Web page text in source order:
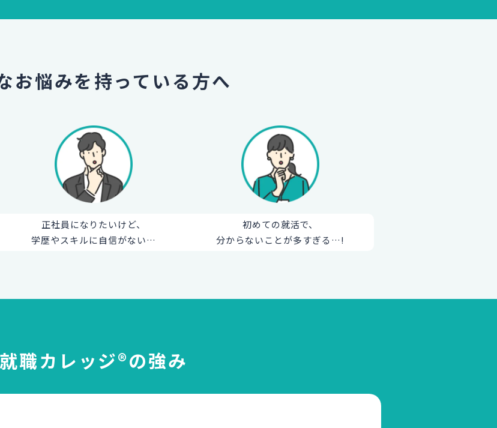
お悩みを持っている方へ
正社員になりたいけど、
学歴やスキルに自信がない…
初めての就活で、
分からないことが多すぎる…!
就職カレッジ®の強み